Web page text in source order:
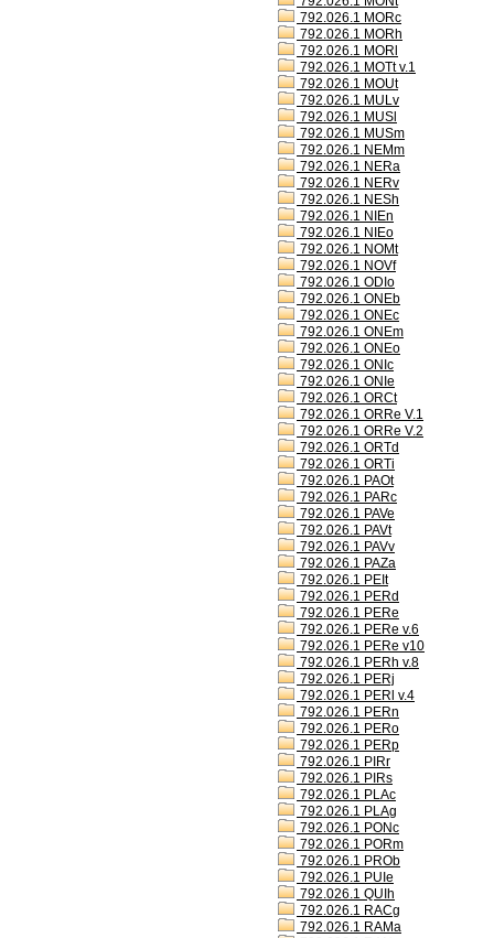
792.026.1 MORc
792.026.1 MORh
792.026.1 MORl
792.026.1 MOTt v.1
792.026.1 MOUt
792.026.1 MULv
792.026.1 MUSl
792.026.1 MUSm
792.026.1 NEMm
792.026.1 NERa
792.026.1 NERv
792.026.1 NESh
792.026.1 NIEn
792.026.1 NIEo
792.026.1 NOMt
792.026.1 NOVf
792.026.1 ODIo
792.026.1 ONEb
792.026.1 ONEc
792.026.1 ONEm
792.026.1 ONEo
792.026.1 ONIc
792.026.1 ONIe
792.026.1 ORCt
792.026.1 ORRe V.1
792.026.1 ORRe V.2
792.026.1 ORTd
792.026.1 ORTi
792.026.1 PAOt
792.026.1 PARc
792.026.1 PAVe
792.026.1 PAVt
792.026.1 PAVv
792.026.1 PAZa
792.026.1 PEIt
792.026.1 PERd
792.026.1 PERe
792.026.1 PERe v.6
792.026.1 PERe v10
792.026.1 PERh v.8
792.026.1 PERj
792.026.1 PERl v.4
792.026.1 PERn
792.026.1 PERo
792.026.1 PERp
792.026.1 PIRr
792.026.1 PIRs
792.026.1 PLAc
792.026.1 PLAg
792.026.1 PONc
792.026.1 PORm
792.026.1 PROb
792.026.1 PUIe
792.026.1 QUIh
792.026.1 RACg
792.026.1 RAMa